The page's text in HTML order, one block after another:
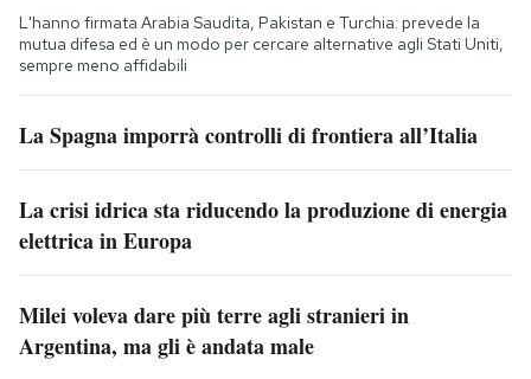
L'hanno firmata Arabia Saudita, Pakistan e Turchia: prevede la
mutua difesa ed è un modo per cercare alternative agli Stati Uniti,
sempre meno affidabili
La Spagna imporrà controlli di frontiera all’Italia
La crisi idrica sta riducendo la produzione di energia
elettrica in Europa
Milei voleva dare più terre agli stranieri in
Argentina, ma gli è andata male